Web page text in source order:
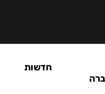
חדשות